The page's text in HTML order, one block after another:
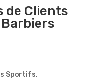
de Clients
Sportifs,